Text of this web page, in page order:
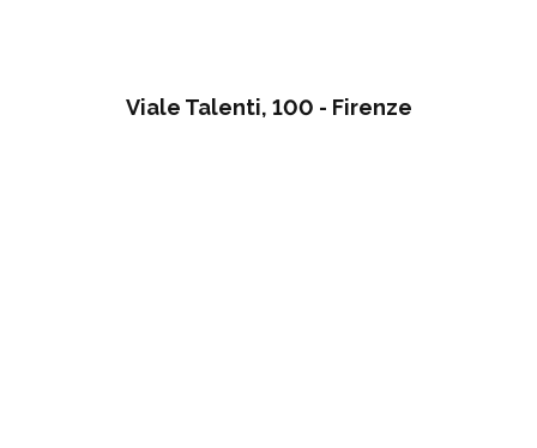
Viale Talenti, 100 - Firenze